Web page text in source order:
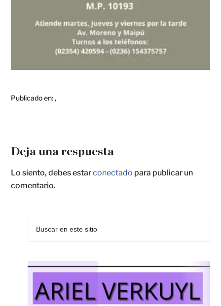
Publicado en:,
Deja una respuesta
Lo siento, debes estarconectado para publicar un
comentario.